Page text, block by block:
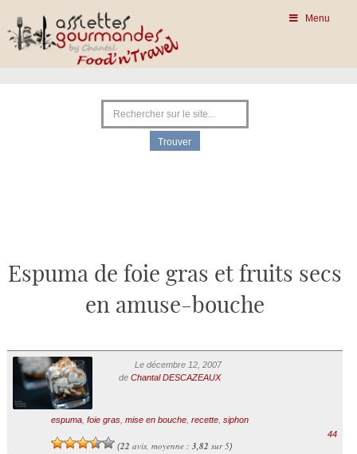
Menu
Espuma de foie gras et fruits secs
en amuse-bouche
Le décembre 12, 2007
de Chantal DESCAZEAUX
espuma, foie gras, mise en bouche, recette, siphon
(22 avis, moyenne : 3,82 sur 5)
44